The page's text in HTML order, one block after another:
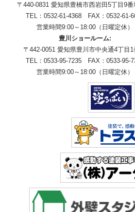
〒440-0831 愛知県豊橋市西岩田5丁目9番
TEL：0532-61-4368 FAX：0532-61-
営業時間9:00～18:00（日曜定休）
豊川ショールーム:
〒442-0051 愛知県豊川市中央通4丁目1
TEL：0533-95-7235 FAX：0533-95-
営業時間9:00～18:00（日曜定休）